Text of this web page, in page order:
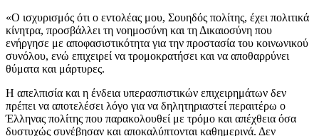
«Ο ισχυρισμός ότι ο εντολέας μου, Σουηδός πολίτης, έχει πολιτικά
κίνητρα, προσβάλλει τη νοημοσύνη και τη Δικαιοσύνη που
ενήργησε με αποφασιστικότητα για την προστασία του κοινωνικού
συνόλου, ενώ επιχειρεί να τρομοκρατήσει και να αποθαρρύνει
θύματα και μάρτυρες.
Η απελπισία και η ένδεια υπερασπιστικών επιχειρημάτων δεν
πρέπει να αποτελέσει λόγο για να δηλητηριαστεί περαιτέρω ο
Έλληνας πολίτης που παρακολουθεί με τρόμο και απέχθεια όσα
δυστυχώς συνέβησαν και αποκαλύπτονται καθημερινά. Δεν